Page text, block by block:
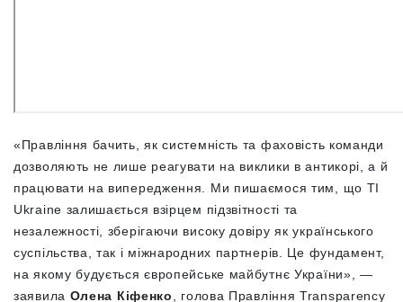
«Правління бачить, як системність та фаховість команди
дозволяють не лише реагувати на виклики в антикорі, а й
працювати на випередження. Ми пишаємося тим, що TI
Ukraine залишається взірцем підзвітності та
незалежності, зберігаючи високу довіру як українського
суспільства, так і міжнародних партнерів. Це фундамент,
на якому будується європейське майбутнє України», —
заявила Олена Кіфенко
, голова Правління Transparency